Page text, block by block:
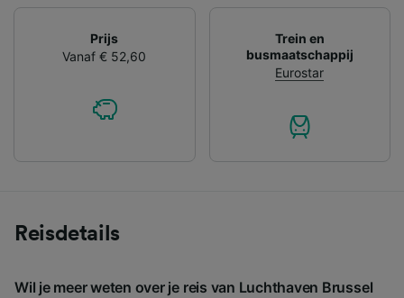
Prijs
Vanaf € 52,60
Trein en
busmaatschappij
Eurostar
Reisdetails
Wil je meer weten over je reis van Luchthaven Brussel